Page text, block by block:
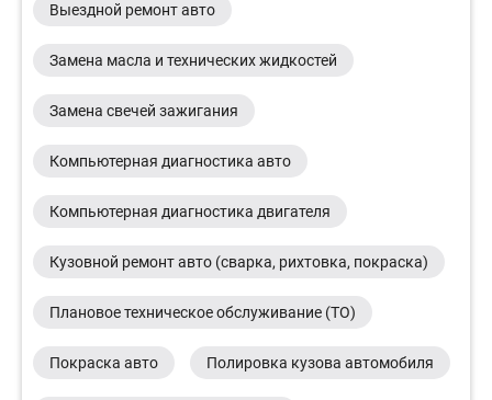
Выездной ремонт авто
Замена масла и технических жидкостей
Замена свечей зажигания
Компьютерная диагностика авто
Компьютерная диагностика двигателя
Кузовной ремонт авто (сварка, рихтовка, покраска)
Плановое техническое обслуживание (ТО)
Покраска авто Полировка кузова автомобиля